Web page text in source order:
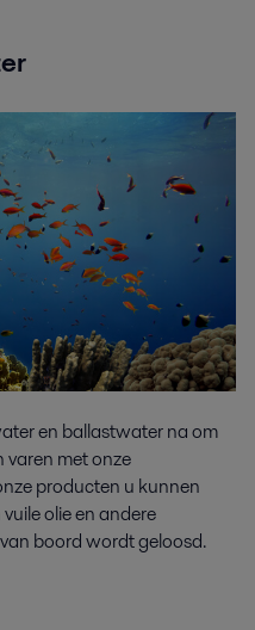
en ballastwater na om
varen met onze
producten u kunnen
olie en andere
boord wordt geloosd.